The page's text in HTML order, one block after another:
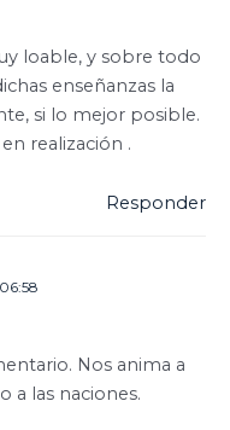
loable, y sobre todo
enseñanzas la
si lo mejor posible.
realización .
Responder
Nos anima a
a las naciones.